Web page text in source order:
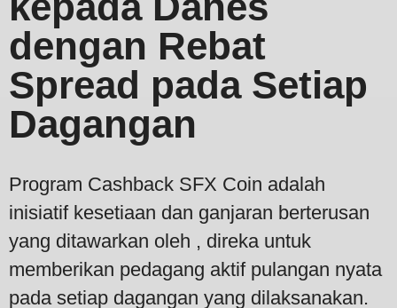
dengan Rebat
Spread pada Setiap
Dagangan
Program Cashback SFX Coin adalah
inisiatif kesetiaan dan ganjaran berterusan
yang ditawarkan oleh , direka untuk
memberikan pedagang aktif pulangan nyata
pada setiap dagangan yang dilaksanakan.